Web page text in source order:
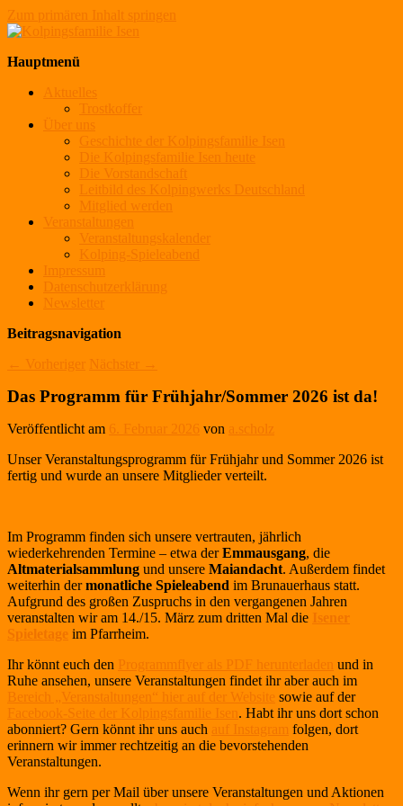
Zum primären Inhalt springen
Hauptmenü
Aktuelles
Trostkoffer
Über uns
Geschichte der Kolpingsfamilie Isen
Die Kolpingsfamilie Isen heute
Die Vorstandschaft
Leitbild des Kolpingwerks Deutschland
Mitglied werden
Veranstaltungen
Veranstaltungskalender
Kolping-Spieleabend
Impressum
Datenschutzerklärung
Newsletter
Beitragsnavigation
← Vorheriger Nächster →
Das Programm für Frühjahr/Sommer 2026 ist da!
Veröffentlicht am 6. Februar 2026 von a.scholz
Unser Veranstaltungsprogramm für Frühjahr und Sommer 2026 ist
fertig und wurde an unsere Mitglieder verteilt.
Im Programm finden sich unsere vertrauten, jährlich
wiederkehrenden Termine – etwa derEmmausgang, die
Altmaterialsammlung und unsere Maiandacht. Außerdem findet
weiterhin dermonatliche Spieleabend im Brunauerhaus statt.
Aufgrund des großen Zuspruchs in den vergangenen Jahren
veranstalten wir am 14./15. März zum dritten Mal die Isener
Spieletage im Pfarrheim.
Ihr könnt euch den Programmflyer als PDF herunterladen
und in
Ruhe ansehen, unsere Veranstaltungen findet ihr aber auch im
Bereich „Veranstaltungen“ hier auf der Website sowie auf der
Facebook-Seite der Kolpingsfamilie Isen . Habt ihr uns dort schon
abonniert? Gern könnt ihr uns auch auf Instagram folgen, dort
erinnern wir immer rechtzeitig an die bevorstehenden
Veranstaltungen.
Wenn ihr gern per Mail über unsere Veranstaltungen und Aktionen